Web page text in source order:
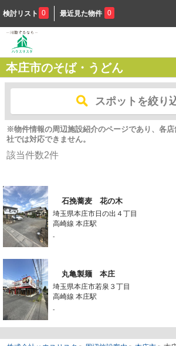
検討リスト 0 最近見た物件 0
本庄市のそば・うどん
スポットを絞り
※物件情報の周辺施設紹介のページであり、各
社では対応できません。
該当件数2件
石挽蕎麦 花の木
埼玉県本庄市日の出４丁目
高崎線 本庄駅
-
丸亀製麺 本庄
埼玉県本庄市若泉３丁目
高崎線 本庄駅
-